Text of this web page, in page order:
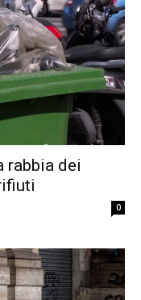
rabbia dei
0